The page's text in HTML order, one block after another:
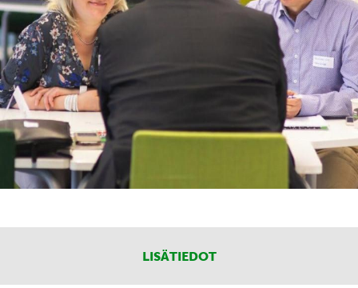
LISÄTIEDOT